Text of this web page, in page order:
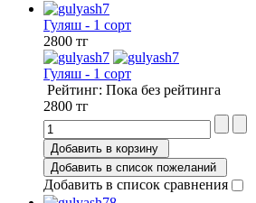
Гуляш - 1 сорт
2800 тг
Гуляш - 1 сорт
Рейтинг: Пока без рейтинга
2800 тг
Добавить в корзину
Добавить в список пожеланий
Добавить в список сравнения